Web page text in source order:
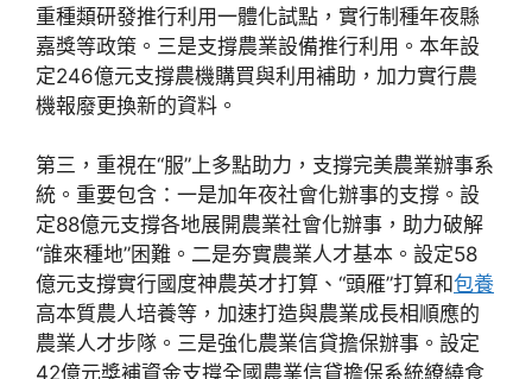
重種類研發推行利用一體化試點，實行制種年夜縣
嘉獎等政策。三是支撐農業設備推行利用。本年設
定246億元支撐農機購買與利用補助，加力實行農
機報廢更換新的資料。
第三，重視在“服”上多點助力，支撐完美農業辦事系
統。重要包含：一是加年夜社會化辦事的支撐。設
定88億元支撐各地展開農業社會化辦事，助力破解
“誰來種地”困難。二是夯實農業人才基本。設定58
億元支撐實行國度神農英才打算、“頭雁”打算和包養
高本質農人培養等，加速打造與農業成長相順應的
農業人才步隊。三是強化農業信貸擔保辦事。設定
42億元獎補資金支撐全國農業信貸擔保系統繚繞食